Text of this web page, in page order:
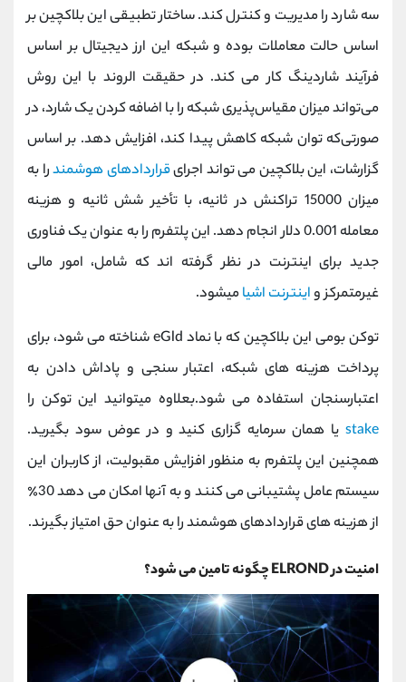
سه شارد را مدیریت و کنترل کند. ساختار تطبیقی این بلاکچین بر
اساس حالت معاملات بوده و شبکه این ارز دیجیتال بر اساس
فرآیند شاردینگ کار می کند. در حقیقت الروند با این روش
می‌تواند میزان مقیاس‌پذیری شبکه را با اضافه کردن یک شارد، در
صورتی‌که توان شبکه کاهش پیدا کند، افزایش دهد. بر اساس
گزارشات، این بلاکچین می تواند اجرایقراردادهای هوشمندرا به
میزان 15000 تراکنش در ثانیه، با تأخیر شش ثانیه و هزینه
معامله 0.001 دلار انجام دهد. این پلتفرم را به عنوان یک فناوری
جدید برای اینترنت در نظر گرفته اند که شامل، امور مالی
غیرمتمرکز واینترنت اشیامیشود.
توکن بومی این بلاکچین که با نماد eGld شناخته می شود، برای
پرداخت هزینه های شبکه، اعتبار سنجی و پاداش دادن به
اعتبارسنجان استفاده می شود.بعلاوه میتوانید این توکن را
stake یا همان سرمایه گزاری کنید و در عوض سود بگیرید.
همچنین این پلتفرم به منظور افزایش مقبولیت، از کاربران این
سیستم عامل پشتیبانی می کنند و به آنها امکان می دهد 30٪
از هزینه های قراردادهای هوشمند را به عنوان حق امتیاز بگیرند.
امنیت در ELROND چگونه تامین می شود؟